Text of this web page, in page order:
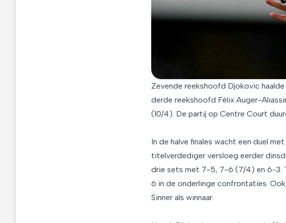
Zevende reekshoofd Djokovic
derde reekshoofd Félix Auger-
(10/4). De partij op Centre Court
In de halve finales wacht een duel
titelverdediger versloeg eerder
drie sets met 7-5, 7-6 (7/4) en 6-3.
6 in de onderlinge confrontaties.
Sinner als winnaar.